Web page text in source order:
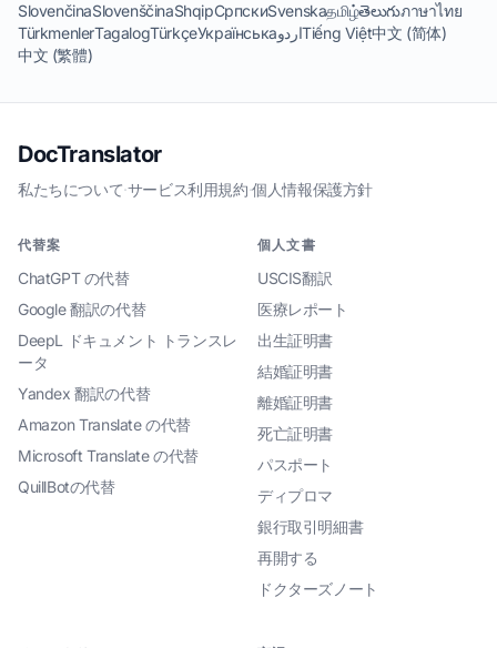
SlovenčinaSlovenščinaShqipСрпскиSvenskaதமிழ்తెలుగుภาษาไทย
TürkmenlerTagalogTürkçeУкраїнськаاردوTiếng Việt中文 (简体)
中文 (繁體)
DocTranslator
私たちについて·サービス利用規約·個人情報保護方針
代替案
ChatGPT の代替
Google 翻訳の代替
DeepL ドキュメント トランスレ
ータ
Yandex 翻訳の代替
Amazon Translate の代替
Microsoft Translate の代替
QuillBotの代替
個人文書
USCIS翻訳
医療レポート
出生証明書
結婚証明書
離婚証明書
死亡証明書
パスポート
ディプロマ
銀行取引明細書
再開する
ドクターズノート